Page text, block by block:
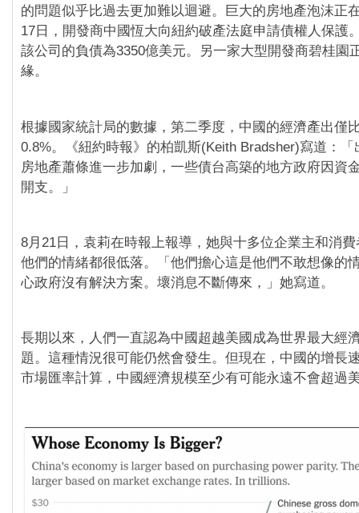
的問題似乎比過去更加難以迴避。巨大的房地產泡沫正
17日，開發商中國恆大向紐約破產法庭申請債權人保護
該公司的負債為3350億美元。另一家大型開發商碧桂園
緣。
根據國家統計局的數據，第二季度，中國的經濟產出僅
0.8%。《紐約時報》的柏凱斯(Keith Bradsher)寫道：
房地產蕭條進一步加劇，一些債台高築的地方政府因資
開支。」
8月21日，袁莉在時報上報導，她與十多位企業主和消
他們的情緒都很低落。「他們擔心這是他們不敢想像的
心政府沒有解決方案。壞消息不斷傳來，」她寫道。
長期以來，人們一直認為中國超越美國成為世界最大經
題。這種情況很可能仍然會發生。但現在，中國的增長
市場匯率計算，中國經濟規模至少有可能永遠不會超過